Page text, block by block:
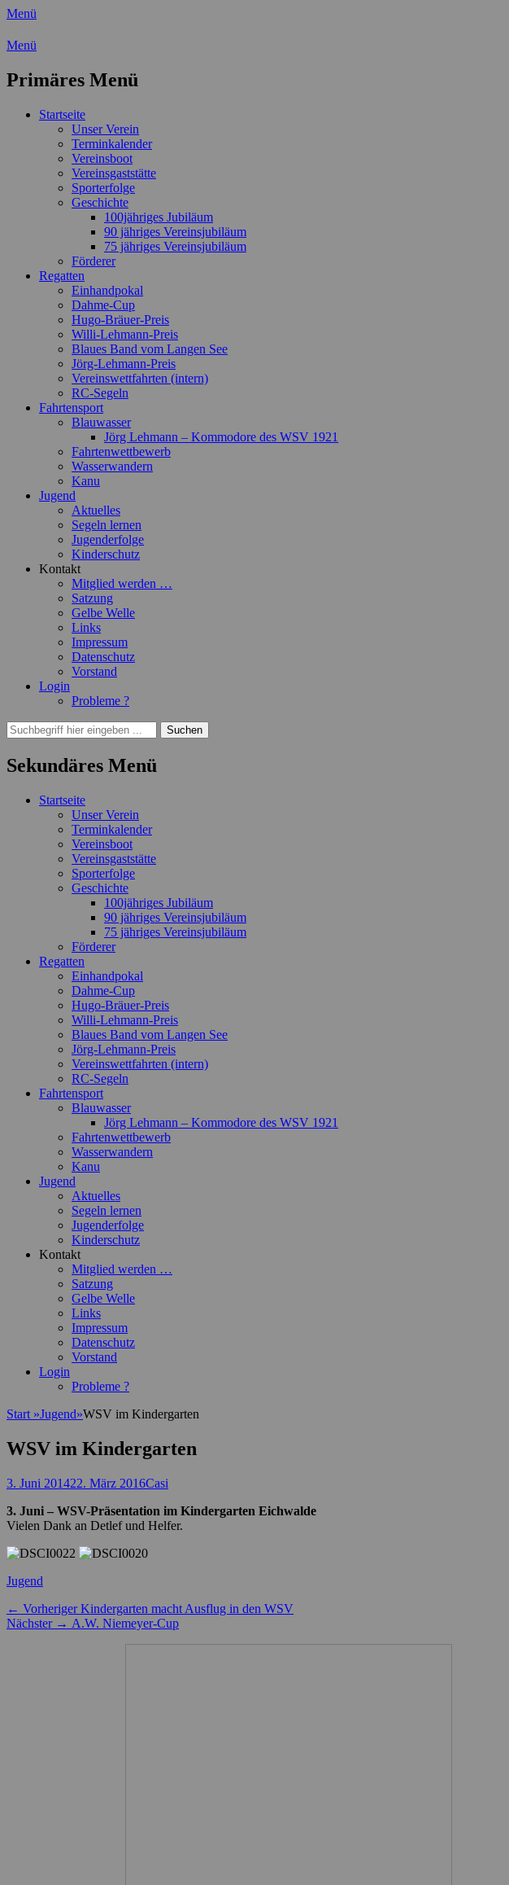
Menü
Wassersport-Verein 1921 e.V.
Menü
Primäres Menü
Zum
Startseite
Unser Verein
Terminkalender
Vereinsboot
Vereinsgaststätte
Sporterfolge
Geschichte
100jähriges Jubiläum
90 jähriges Vereinsjubiläum
75 jähriges Vereinsjubiläum
Förderer
Regatten
Einhandpokal
Dahme-Cup
Hugo-Bräuer-Preis
Willi-Lehmann-Preis
Blaues Band vom Langen See
Jörg-Lehmann-Preis
Vereinswettfahrten (intern)
RC-Segeln
Fahrtensport
Blauwasser
Jörg Lehmann – Kommodore des WSV 1921
Fahrtenwettbewerb
Wasserwandern
Kanu
Jugend
Aktuelles
Segeln lernen
Jugenderfolge
Kinderschutz
Kontakt
Mitglied werden …
Satzung
Gelbe Welle
Links
Impressum
Datenschutz
Vorstand
Login
Probleme ?
Suchen
Suchen
nach:
Sekundäres Menü
Zum
Startseite
Unser Verein
Terminkalender
Vereinsboot
Vereinsgaststätte
Sporterfolge
Geschichte
100jähriges Jubiläum
90 jähriges Vereinsjubiläum
75 jähriges Vereinsjubiläum
Förderer
Regatten
Einhandpokal
Dahme-Cup
Hugo-Bräuer-Preis
Willi-Lehmann-Preis
Blaues Band vom Langen See
Jörg-Lehmann-Preis
Vereinswettfahrten (intern)
RC-Segeln
Fahrtensport
Blauwasser
Jörg Lehmann – Kommodore des WSV 1921
Fahrtenwettbewerb
Wasserwandern
Kanu
Jugend
Aktuelles
Segeln lernen
Jugenderfolge
Kinderschutz
Kontakt
Mitglied werden …
Satzung
Gelbe Welle
Links
Impressum
Datenschutz
Vorstand
Login
Probleme ?
Start »Jugend»WSV im Kindergarten
WSV im Kindergarten
Posted
3. Juni 201422. März 2016Autor
Casi
3. Juni – WSV-Präsentation im Kindergarten Eichwalde
Vielen Dank an Detlef und Helfer.
Kategorien
Jugend
Beitragsnavigation
← Vorheriger Vorheriger
Beitrag:
Kindergarten macht Ausflug in den WSV
Nächster → Nächster
A.W. Niemeyer-Cup